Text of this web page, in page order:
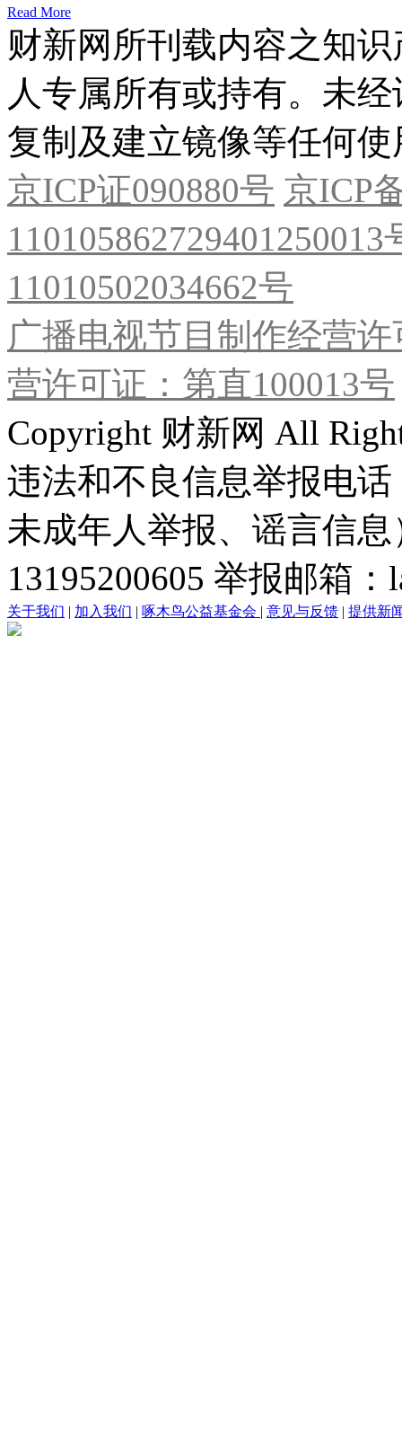
Read More
财新网所刊载内容之知
人专属所有或持有。未
复制及建立镜像等任何使
京ICP证090880号 京ICP
11010502034662号
广播电视节目制作经营
营许可证：第直100013号
Copyright 财新网 All
违法和不良信息举报电
未成年人举报、谣言信
13195200605 举报邮箱
关于我们 | 加入我们 | 啄木鸟公益基金会 | 意见与反馈 | 提供新